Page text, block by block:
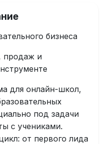
бизнеса
продаж и
для онлайн-школ,
под задачи
с учениками.
от первого лида